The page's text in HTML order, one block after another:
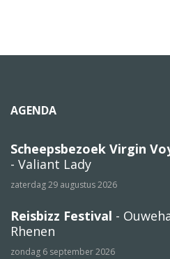
AGENDA
Scheepsbezoek Virgin
- Valiant Lady
zaterdag 29 augustus 2026
Reisbizz Festival -
Rhenen
zondag 6 september 2026